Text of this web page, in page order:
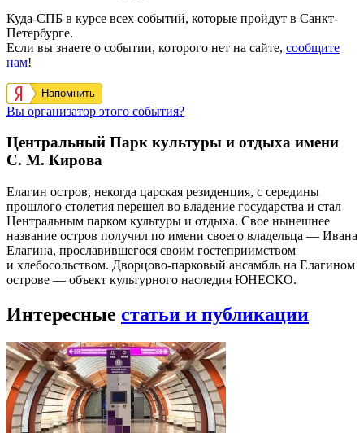
Куда-СПБ в курсе всех событий, которые пройдут в Санкт-
Петербурге.
Если вы знаете о событии, которого нет на сайте, сообщите
нам!
Напомнить
Вы организатор этого события?
Центральный Парк культуры и отдыха имени
С. М. Кирова
Елагин остров, некогда царская резиденция, с середины
прошлого столетия перешел во владение государства и стал
Центральным парком культуры и отдыха. Свое нынешнее
название остров получил по имени своего владельца — Ивана
Елагина, прославившегося своим гостеприимством
и хлебосольством. Дворцово-парковый ансамбль на Елагином
острове — объект культурного наследия ЮНЕСКО.
Интересные статьи и публикации